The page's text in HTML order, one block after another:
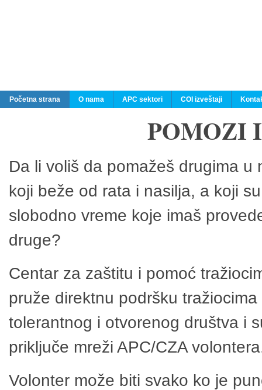
Početna strana O nama APC sektori COI izveštaji
POMOZI
Da li voliš da pomažeš drugima
koji beže od rata i nasilja, a koji
slobodno vreme koje imaš
druge?
Centar za zaštitu i pomoć
pruže direktnu podršku
tolerantnog i otvorenog društva i
priključe mreži APC/CZA
Volonter može biti svako ko je